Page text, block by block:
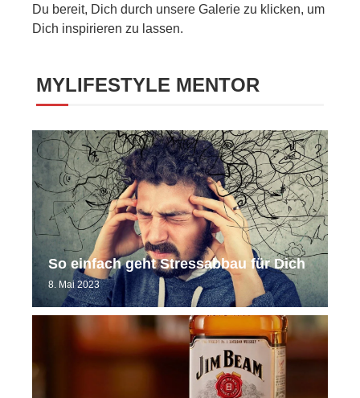
Du bereit, Dich durch unsere Galerie zu klicken, um
Dich inspirieren zu lassen.
MYLIFESTYLE MENTOR
So einfach geht Stressabbau für Dich
8. Mai 2023